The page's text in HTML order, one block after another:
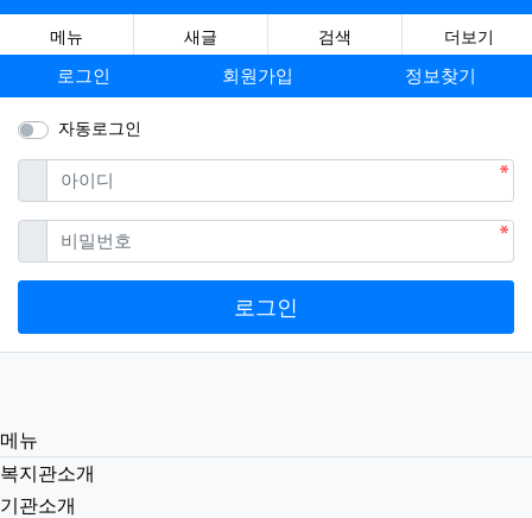
메뉴 새글 검색 더보기
로그인 회원가입 정보찾기
자동로그인
아이디필수
비밀번호필수
로그인
메뉴
복지관소개
기관소개